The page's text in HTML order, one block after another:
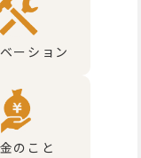
ーション
のこと